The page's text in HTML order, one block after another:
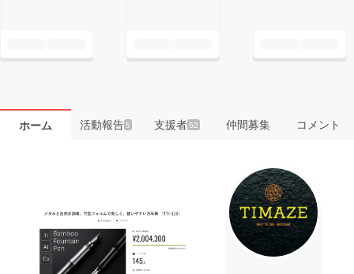
ホーム 活動報告5 支援者52 仲間募集 コメント